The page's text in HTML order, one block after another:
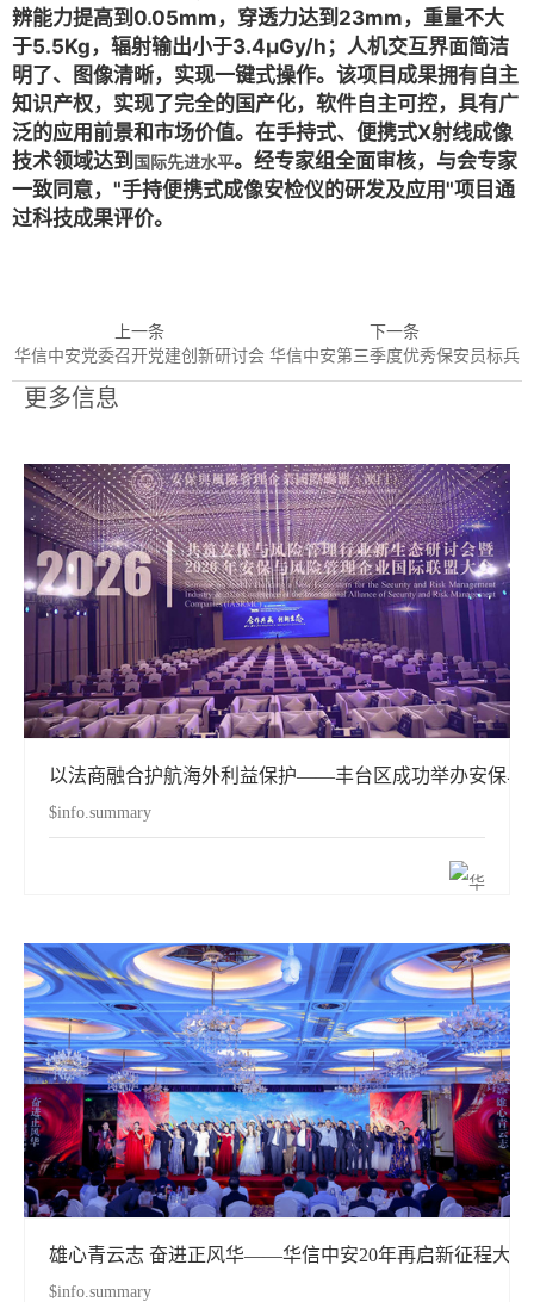
辨能力提高到0.05mm，穿透力达到23mm，重量不大
于5.5Kg，辐射输出小于3.4μGy/h；人机交互界面简洁
明了、图像清晰，实现一键式操作。该项目成果拥有自主
知识产权，实现了完全的国产化，软件自主可控，具有广
泛的应用前景和市场价值。在手持式、便携式X射线成像
技术领域达到 国际先进水平。 经专家组全面审核，与会专家
一致同意，"手持便携式成像安检仪的研发及应用"项目通
过科技成果评价。
上一条
华信中安党委召开党建创新研讨会
下一条
华信中安第三季度优秀保安员标兵
更多信息
以法商融合护航海外利益保护——丰台区成功举办安保与
$info.summary
雄心青云志 奋进正风华——华信中安20年再启新征程大会
$info.summary